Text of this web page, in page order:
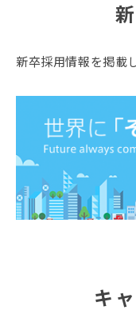
新卒採用情報を掲載
キ